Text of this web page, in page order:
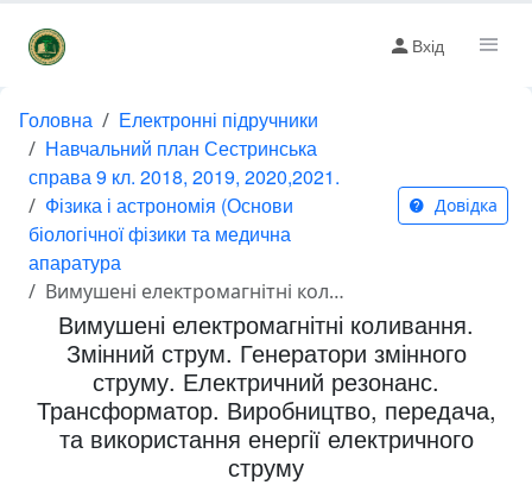
Вхід
Головна
Електронні підручники
Навчальний план Сестринська
справа 9 кл. 2018, 2019, 2020,2021.
Фізика і астрономія (Основи
біологічної фізики та медична
апаратура
Вимушені електромагнітні коливання. Змінний струм. Генератори змінного струму. Електричний резонанс. Трансформатор. Виробництво, передача, та використання енергії електричного струму
Довідка
Вимушені електромагнітні коливання.
Змінний струм. Генератори змінного
струму. Електричний резонанс.
Трансформатор. Виробництво, передача,
та використання енергії електричного
струму